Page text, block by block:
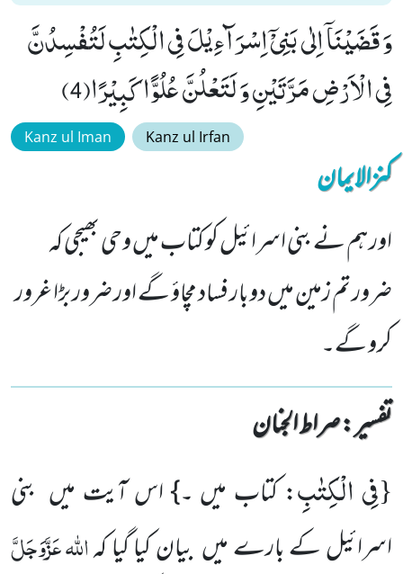
وَ قَضَیْنَاۤ اِلٰى بَنِیْۤ اِسْرَآءِیْلَ فِی الْكِتٰبِ لَتُفْسِدُنَّ
فِی الْاَرْضِ مَرَّتَیْنِ وَ لَتَعْلُنَّ عُلُوًّا كَبِیْرًا(4)
Kanz ul Iman Kanz ul Irfan
کنزالایمان
اور ہم نے بنی اسرائیل کو کتاب میں وحی بھیجی کہ
ضرور تم زمین میں دوبار فساد مچاؤ گے اور ضرور بڑا غرور
کرو گے۔
تفسیر : ‎صراط الجنان
{فِی الْكِتٰبِ: کتاب میں ۔} اس آیت میں بنی
اسرائیل کے بارے میں بیان کیا گیا کہاللّٰہعَزَّوَجَلَّ